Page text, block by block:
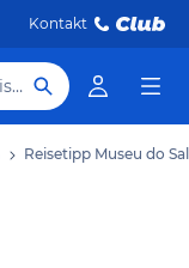
Kontakt
Hotel, Reiseziel
Reisetipp Museu do Sal